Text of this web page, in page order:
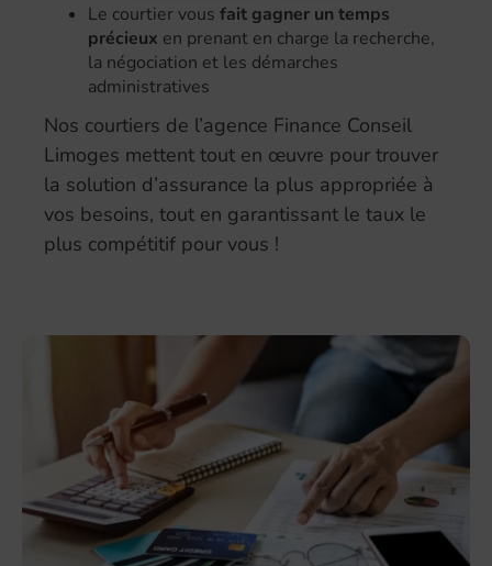
Le courtier vous fait gagner un temps
précieux en prenant en charge la recherche,
la négociation et les démarches
administratives
Nos courtiers de l’agence Finance Conseil
Limoges mettent tout en œuvre pour trouver
la solution d’assurance la plus appropriée à
vos besoins, tout en garantissant le taux le
plus compétitif pour vous !